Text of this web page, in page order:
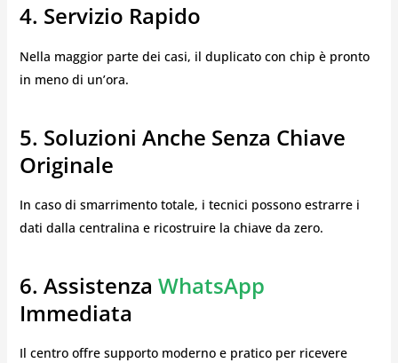
4. Servizio Rapido
Nella maggior parte dei casi, il duplicato con chip è pronto
in meno di un’ora.
5. Soluzioni Anche Senza Chiave
Originale
In caso di smarrimento totale, i tecnici possono estrarre i
dati dalla centralina e ricostruire la chiave da zero.
6. Assistenza WhatsApp
Immediata
Il centro offre supporto moderno e pratico per ricevere